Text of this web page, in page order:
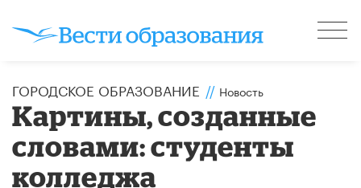
ГОРОДСКОЕ ОБРАЗОВАНИЕ // Новость
Картины, созданные
словами: студенты
колледжа